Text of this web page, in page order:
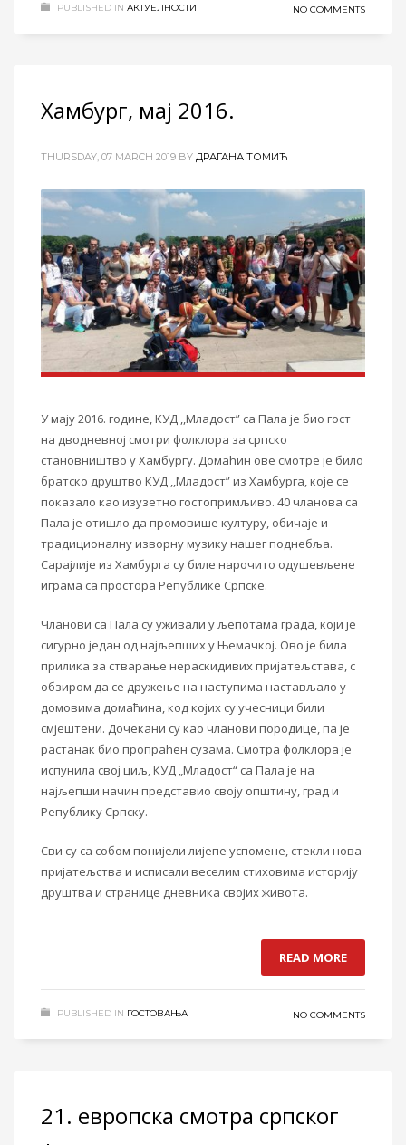
PUBLISHED IN АКТУЕЛНОСТИ NO COMMENTS
Хамбург, мај 2016.
THURSDAY, 07 MARCH 2019 BY ДРАГАНА ТОМИЋ
У мају 2016. године, КУД ,,Младост” са Пала је био гост
на дводневној смотри фолклора за српско
становништво у Хамбургу. Домаћин ове смотре је било
братско друштво КУД ,,Младост” из Хамбурга, које се
показало као изузетно гостопримљиво. 40 чланова са
Пала је отишло да промовише културу, обичаје и
традиционалну изворнумузику нашег поднебља.
Сарајлије из Хамбурга су билe нарочито одушевљене
играма са простора Републике Српске.
Чланови са Пала су уживали у љепотама града, који је
сигурно један од најљепших у Њемачкој. Ово је била
прилика за стварање нераскидивихпријатељстава, с
обзиром да се дружење на наступима настављало у
домовима домаћина, кодкојих су учесници били
смјештени. Дочекани су као чланови породице, па је
растанак био пропраћен сузама. Смотра фолклора је
испунила свој циљ, КУД „Младост“ са Пала је на
најљепши начин представио своју општину, град и
Републику Српску.
Сви су са собом понијели лијепе успомене, стекли нова
пријатељства и исписали веселим стиховима историју
друштва и странице дневника својих живота.
READ MORE
PUBLISHED IN ГОСТОВАЊА NO COMMENTS
21. европска смотра српског